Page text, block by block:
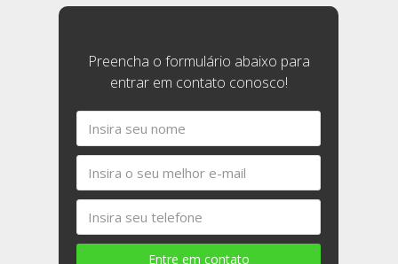
Preencha o formulário abaixo para
entrar em contato conosco!